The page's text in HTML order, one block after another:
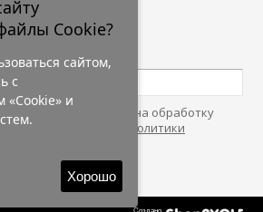
я даю согласие на обработку
С условиями
"Политики
Создано
Cookie?
сайтом,
с
«Cookie» и
Хорошо